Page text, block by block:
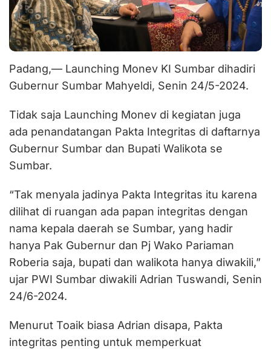
Padang,— Launching Monev KI Sumbar dihadiri
Gubernur Sumbar Mahyeldi, Senin 24/5-2024.
Tidak saja Launching Monev di kegiatan juga
ada penandatangan Pakta Integritas di daftarnya
Gubernur Sumbar dan Bupati Walikota se
Sumbar.
“Tak menyala jadinya Pakta Integritas itu karena
dilihat di ruangan ada papan integritas dengan
nama kepala daerah se Sumbar, yang hadir
hanya Pak Gubernur dan Pj Wako Pariaman
Roberia saja, bupati dan walikota hanya diwakili,”
ujar PWI Sumbar diwakili Adrian Tuswandi, Senin
24/6-2024.
Menurut Toaik biasa Adrian disapa, Pakta
integritas penting untuk memperkuat